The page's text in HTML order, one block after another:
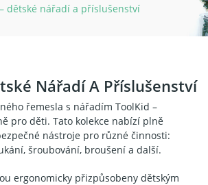
dětské nářadí a příslušenství
Nářadí A Příslušenství
řemesla s nářadím ToolKid –
pro děti. Tato kolekce nabízí plně
nástroje pro různé činnosti:
šroubování, broušení a další.
ergonomicky přizpůsobeny dětským